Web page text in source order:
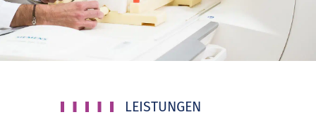
LEISTUNGEN